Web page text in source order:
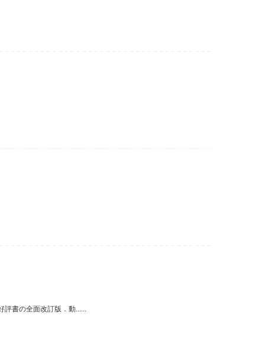
評書の全面改訂版．動......